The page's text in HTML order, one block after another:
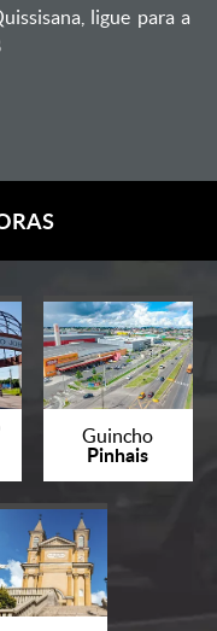
ligue para a
Guincho
Pinhais